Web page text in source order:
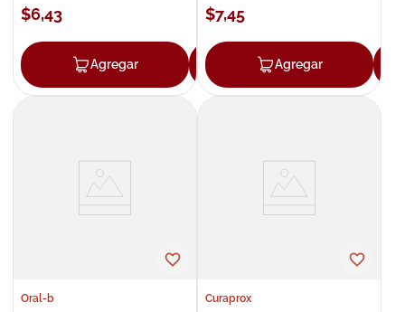
$6,43
Agregar Agregar
$7,45
Agregar
Oral-b Curaprox